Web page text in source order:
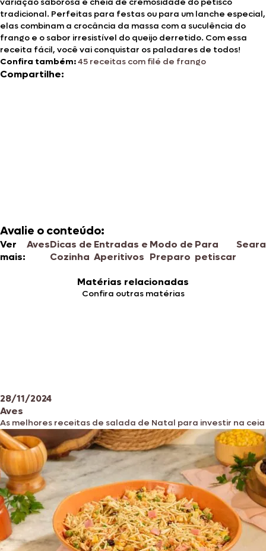
tradicional. Perfeitas para festas ou para um lanche especial,
elas combinam a crocância da massa com a suculência do
frango e o sabor irresistível do queijo derretido. Com essa
receita fácil, você vai conquistar os paladares de todos!
Confira também:45 receitas com filé de frango
Compartilhe:
Avalie o conteúdo:
Ver
mais:
AvesDicas de
Cozinha
Entradas e
Aperitivos
Modo de
Preparo
Para
petiscar
Seara
Matérias relacionadas
Confira outras matérias
28/11/2024
Aves
As melhores receitas de salada de Natal para investir na ceia